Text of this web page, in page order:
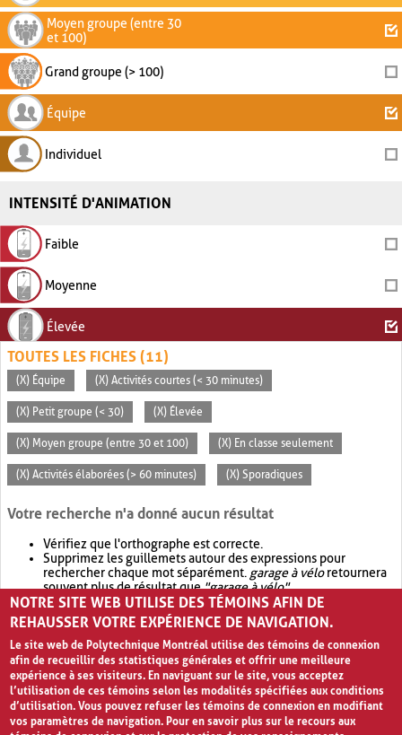
Moyen groupe (entre 30
et 100)
Grand groupe (> 100)
Équipe
Individuel
INTENSITÉ D'ANIMATION
Faible
Moyenne
Élevée
TOUTES LES FICHES (11)
(X) Équipe (X) Activités courtes (< 30 minutes)
(X) Petit groupe (< 30) (X) Élevée
(X) Moyen groupe (entre 30 et 100) (X) En classe seulement
(X) Activités élaborées (> 60 minutes) (X) Sporadiques
Votre recherche n'a donné aucun résultat
Vérifiez que l'orthographe est correcte.
Supprimez les guillemets autour des expressions pour
rechercher chaque mot séparément. garage à véloretournera
souvent plus de résultat que"garage à vélo".
Envisagez d'élargir votre recherche avec OR.garage OR vélo
retournera souvent plus de résultat quegarage à vélo
NOTRE SITE WEB UTILISE DES TÉMOINS AFIN DE
REHAUSSER VOTRE EXPÉRIENCE DE NAVIGATION.
Le site web de Polytechnique Montréal utilise des témoins de connexion
afin de recueillir des statistiques générales et offrir une meilleure
expérience à ses visiteurs. En naviguant sur le site, vous acceptez
l’utilisation de ces témoins selon les modalités spécifiées aux conditions
d’utilisation. Vous pouvez refuser les témoins de connexion en modifiant
vos paramètres de navigation. Pour en savoir plus sur le recours aux